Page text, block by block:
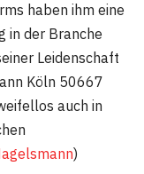
haben ihm eine
in der Branche
Leidenschaft
Köln 50667
auch in
)